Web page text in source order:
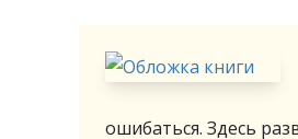
ошибаться. Здесь